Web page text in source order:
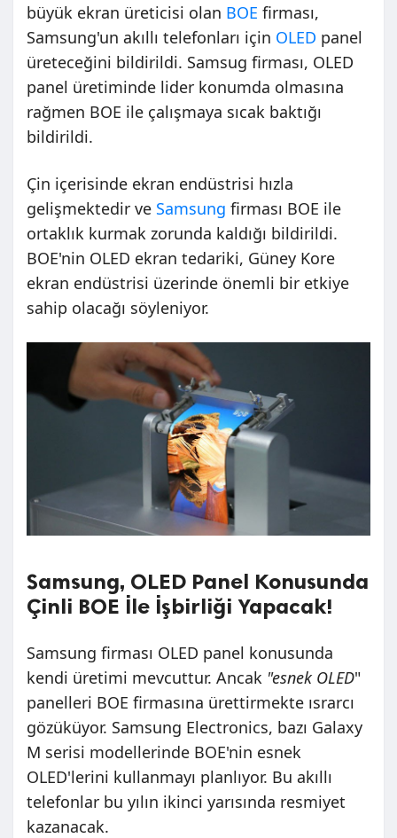
büyük ekran üreticisi olan BOE firması,
Samsung'un akıllı telefonları için OLED panel
üreteceğini bildirildi. Samsug firması, OLED
panel üretiminde lider konumda olmasına
rağmen BOE ile çalışmaya sıcak baktığı
bildirildi.
Çin içerisinde ekran endüstrisi hızla
gelişmektedir ve Samsung firması BOE ile
ortaklık kurmak zorunda kaldığı bildirildi.
BOE'nin OLED ekran tedariki, Güney Kore
ekran endüstrisi üzerinde önemli bir etkiye
sahip olacağı söyleniyor.
Samsung, OLED Panel Konusunda
Çinli BOE İle İşbirliği Yapacak!
Samsung firması OLED panel konusunda
kendi üretimi mevcuttur. Ancak "esnek OLED"
panelleri BOE firmasına ürettirmekte ısrarcı
gözüküyor. Samsung Electronics, bazı Galaxy
M serisi modellerinde BOE'nin esnek
OLED'lerini kullanmayı planlıyor. Bu akıllı
telefonlar bu yılın ikinci yarısında resmiyet
kazanacak.